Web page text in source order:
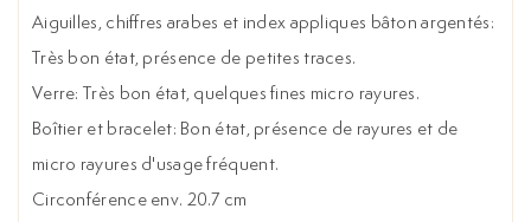
Aiguilles, chiffres arabes et index appliques bâton argentés:
Très bon état, présence de petites traces.
Verre: Très bon état, quelques fines micro rayures.
Boîtier et bracelet: Bon état, présence de rayures et de
micro rayures d'usage fréquent.
Circonférence env. 20.7 cm